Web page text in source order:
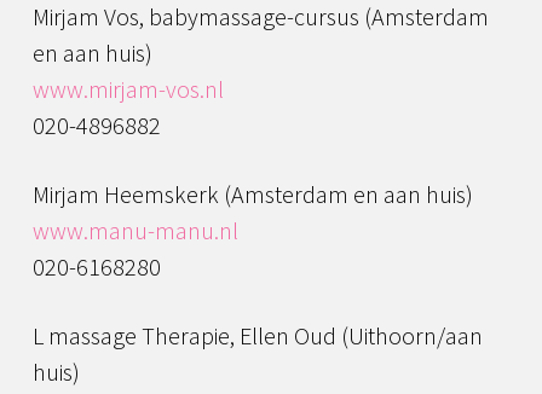
Mirjam Vos, babymassage-cursus (Amsterdam
en aan huis)
www.mirjam-vos.nl
020-4896882
Mirjam Heemskerk (Amsterdam en aan huis)
www.manu-manu.nl
020-6168280
L massage Therapie, Ellen Oud (Uithoorn/aan
huis)